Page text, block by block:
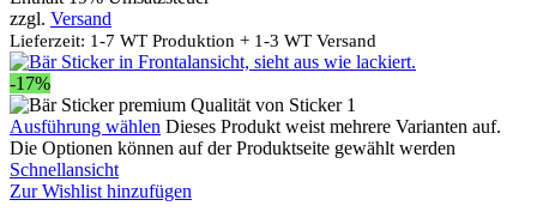
zzgl. Versand
Lieferzeit: 1-7 WT Produktion + 1-3 WT Versand
-17%
Ausführung wählen Dieses Produkt weist mehrere Varianten auf.
Die Optionen können auf der Produktseite gewählt werden
Schnellansicht
Zur Wishlist hinzufügen